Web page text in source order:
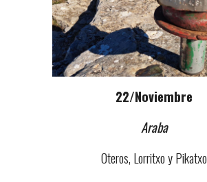
22/Noviembre
Araba
Oteros, Lorritxo y Pikatxo